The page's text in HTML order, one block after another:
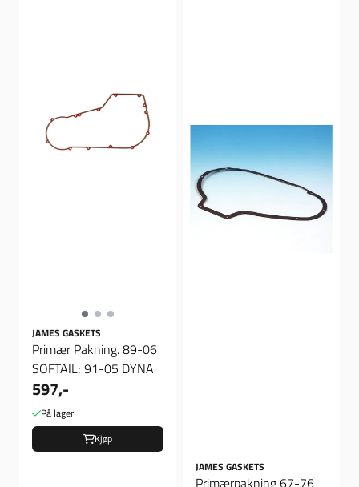
JAMES GASKETS
Primær Pakning. 89-06
SOFTAIL; 91-05 DYNA
597,-
På lager
Kjøp
JAMES GASKETS
Primærpakning 67-76